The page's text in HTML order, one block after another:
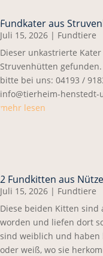
Fundkater aus
Juli 15, 2026 | Fundtiere
Dieser unkastrierte
Struvenhütten
bitte bei uns: 04193 /
info@tierheim-henstedt-
mehr lesen
2 Fundkitten aus
Juli 15, 2026 | Fundtiere
Diese beiden Kitten sind
worden und liefen dort
sind weiblich und haben
oder weiß, wo sie